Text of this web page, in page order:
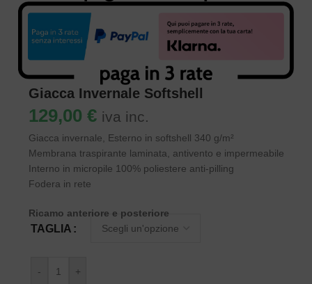
Giacca Invernale Softshell
129,00 € iva inc.
Giacca invernale, Esterno in softshell 340 g/m²
Membrana traspirante laminata, antivento e impermeabile
Interno in micropile 100% poliestere anti-pilling
Fodera in rete
Ricamo anteriore e posteriore
TAGLIA
- +